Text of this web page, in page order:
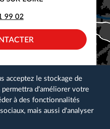
99 02
Nos partenaires
acceptez le stockage de
d'améliorer votre
à des fonctionnalités
mais aussi d'analyser